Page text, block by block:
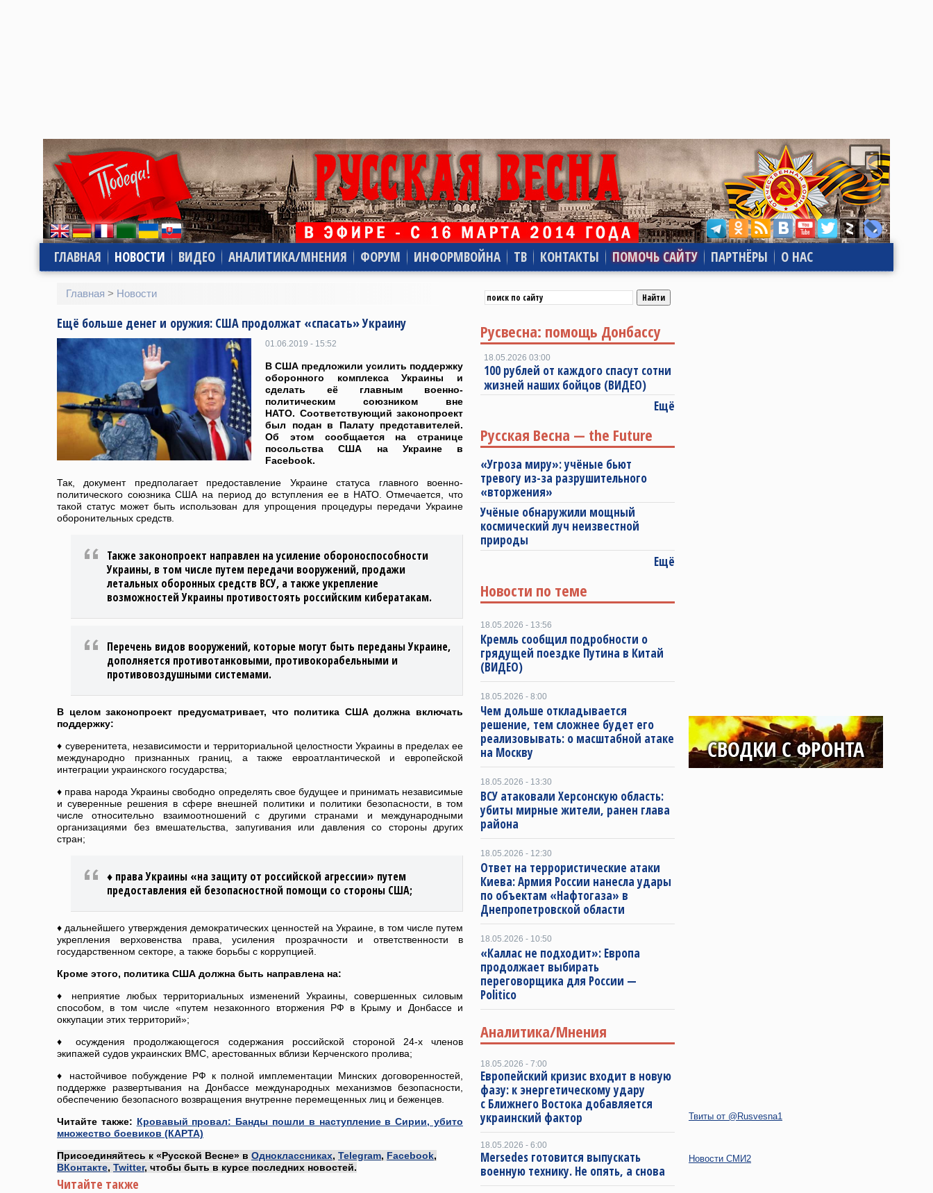
ГЛАВНАЯ НОВОСТИ ВИДЕО АНАЛИТИКА/МНЕНИЯ ФОРУМ ИНФОРМВОЙНА ТВ КОНТАКТЫ ПОМОЧЬ САЙТУ ПАРТНЁРЫ О НАС
Главная > Новости
Ещё больше денег и оружия: США продолжат «спасать» Украину
01.06.2019 - 15:52
В США предложили усилить поддержку
оборонного комплекса Украины и
сделать её главным военно-
политическим союзником вне
НАТО. Соответствующий законопроект
был подан в Палату представителей.
Об этом сообщается на странице
посольства США на Украине в
Facebook.
Так, документ предполагает предоставление Украине статуса главного военно-
политического союзника США на период до вступления ее в НАТО. Отмечается, что
такой статус может быть использован для упрощения процедуры передачи Украине
оборонительных средств.
Также законопроект направлен на усиление обороноспособности
Украины, в том числе путем передачи вооружений, продажи
летальных оборонных средств ВСУ, а также укрепление
возможностей Украины противостоять российским кибератакам.
Перечень видов вооружений, которые могут быть переданы Украине,
дополняется противотанковыми, противокорабельными и
противовоздушными системами.
В целом законопроект предусматривает, что политика США должна включать
поддержку:
♦ суверенитета, независимости и территориальной целостности Украины в пределах ее
международно признанных границ, а также евроатлантической и европейской
интеграции украинского государства;
♦ права народа Украины свободно определять свое будущее и принимать независимые
и суверенные решения в сфере внешней политики и политики безопасности, в том
числе относительно взаимоотношений с другими странами и международными
организациями без вмешательства, запугивания или давления со стороны других
стран;
♦ права Украины «на защиту от российской агрессии» путем
предоставления ей безопасностной помощи со стороны США;
♦ дальнейшего утверждения демократических ценностей на Украине, в том числе путем
укрепления верховенства права, усиления прозрачности и ответственности в
государственном секторе, а также борьбы с коррупцией.
Кроме этого, политика США должна быть направлена ​​на:
♦ неприятие любых территориальных изменений Украины, совершенных силовым
способом, в том числе «путем незаконного вторжения РФ в Крыму и Донбассе и
оккупации этих территорий»;
♦ осуждения продолжающегося содержания российской стороной 24-х членов
экипажей судов украинских ВМС, арестованных вблизи Керченского пролива;
♦ настойчивое побуждение РФ к полной имплементации Минских договоренностей,
поддержке развертывания на Донбассе международных механизмов безопасности,
обеспечению безопасного возвращения внутренне перемещенных лиц и беженцев.
Читайте также: Кровавый провал: Банды пошли в наступление в Сирии, убито
множество боевиков (КАРТА)
Присоединяйтесь к «Русской Весне» в Одноклассниках, Telegram, Facebook,
ВКонтакте, Twitter, чтобы быть в курсе последних новостей.
Читайте также
Русвесна: помощь Донбассу
18.05.2026 03:00
100 рублей от каждого спасут сотни
жизней наших бойцов (ВИДЕО)
Ещё
Русская Весна — the Future
«Угроза миру»: учёные бьют
тревогу из-за разрушительного
«вторжения»
Учёные обнаружили мощный
космический луч неизвестной
природы
Ещё
Новости по теме
18.05.2026 - 13:56
Кремль сообщил подробности о
грядущей поездке Путина в Китай
(ВИДЕО)
18.05.2026 - 8:00
Чем дольше откладывается
решение, тем сложнее будет его
реализовывать: о масштабной атаке
на Москву
18.05.2026 - 13:30
ВСУ атаковали Херсонскую область:
убиты мирные жители, ранен глава
района
18.05.2026 - 12:30
Ответ на террористические атаки
Киева: Армия России нанесла удары
по объектам «Нафтогаза» в
Днепропетровской области
18.05.2026 - 10:50
«Каллас не подходит»: Европа
продолжает выбирать
переговорщика для России —
Politico
Аналитика/Мнения
18.05.2026 - 7:00
Европейский кризис входит в новую
фазу: к энергетическому удару
с Ближнего Востока добавляется
украинский фактор
18.05.2026 - 6:00
Mersedes готовится выпускать
военную технику. Не опять, а снова
Твиты от @Rusvesna1
Новости СМИ2